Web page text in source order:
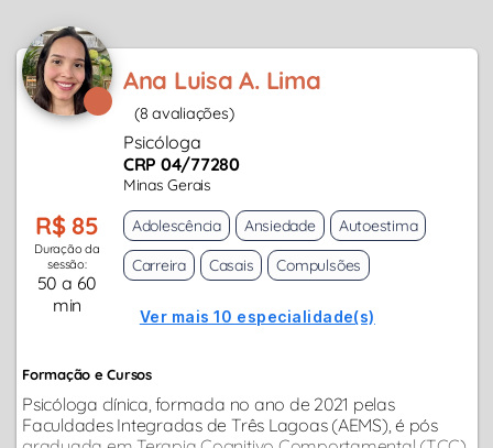
Ana Luisa A. Lima
(8 avaliações)
Psicóloga
CRP 04/77280
Minas Gerais
R$ 85
Duração da
sessão:
50 a 60
min
Adolescência Ansiedade
Autoestima
Carreira
Casais Compulsões
Ver mais 10 especialidade(s)
Formação e Cursos
Psicóloga clínica, formada no ano de 2021 pelas
Faculdades Integradas de Três Lagoas (AEMS), é pós